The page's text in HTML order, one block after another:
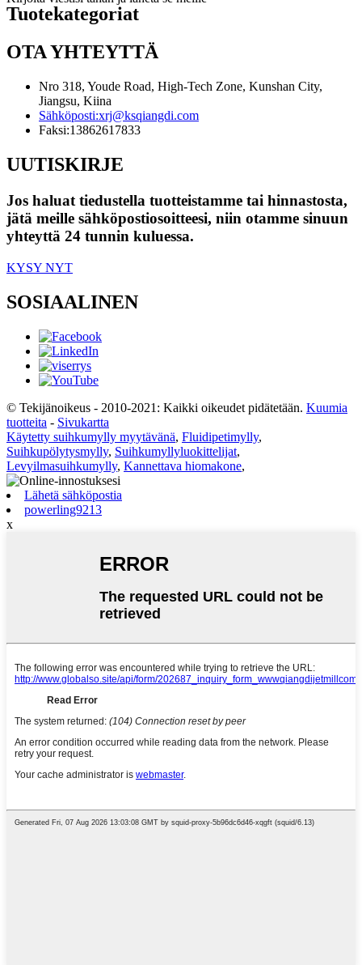
Tuotekategoriat
OTA YHTEYTTÄ
Nro 318, Youde Road, High-Tech Zone, Kunshan City,
Jiangsu, Kiina
Sähköposti:xrj@ksqiangdi.com
Faksi:13862617833
UUTISKIRJE
Jos haluat tiedustella tuotteistamme tai hinnastosta,
jätä meille sähköpostiosoitteesi, niin otamme sinuun
yhteyttä 24 tunnin kuluessa.
KYSY NYT
SOSIAALINEN
© Tekijänoikeus - 2010-2021: Kaikki oikeudet pidätetään. Kuumia
tuotteita - Sivukartta
Käytetty suihkumylly myytävänä, Fluidipetimylly,
Suihkupölytysmylly, Suihkumyllyluokittelijat,
Levyilmasuihkumylly, Kannettava hiomakone,
Lähetä sähköpostia
powerling9213
x